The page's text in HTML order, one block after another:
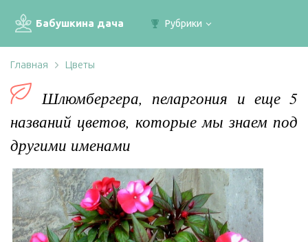
Бабушкина дача Рубрики
Главная Цветы
Шлюмбергера, пеларгония и еще 5
названий цветов, которые мы знаем под
другими именами